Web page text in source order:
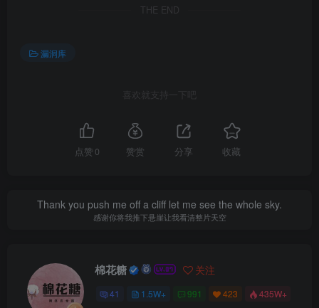
THE END
漏洞库
喜欢就支持一下吧
点赞 0 赞赏 分享 收藏
Thank you push me off a cliff let me see the whole sky.
感谢你将我推下悬崖让我看清整片天空
棉花糖 关注
41 1.5W+ 991 423 435W+